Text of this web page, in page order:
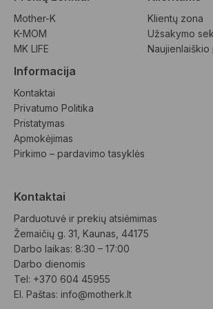
Mother-K
K-MOM
MK LIFE
Klientų zona
Užsakymo
Naujienlaiškio
Informacija
Kontaktai
Privatumo Politika
Pristatymas
Apmokėjimas
Pirkimo – pardavimo tasyklės
Kontaktai
Parduotuvė ir prekių atsiėmimas
Žemaičių g. 31, Kaunas, 44175
Darbo laikas: 8:30 – 17:00
Darbo dienomis
Tel: +370 604 45955
El. Paštas: info@motherk.lt